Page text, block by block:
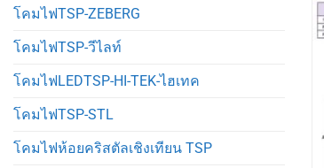
โคมไฟTSP-ZEBERG
โคมไฟTSP-วีไลท์
โคมไฟLEDTSP-HI-TEK-ไฮเทค
โคมไฟTSP-STL
โคมไฟห้อยคริสตัลเชิงเทียน TSP